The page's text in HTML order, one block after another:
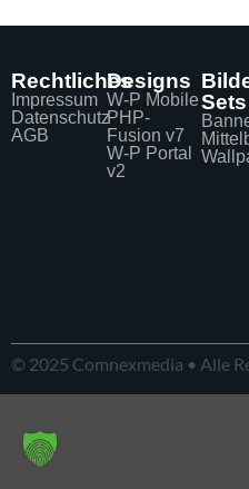
Rechtliches
Impressum
Datenschutz
AGB
Designs
W-P Mobile
PHP-
Fusion v7
W-P Portal
v2
Sets
© 2025 Comnexmedia • Alle